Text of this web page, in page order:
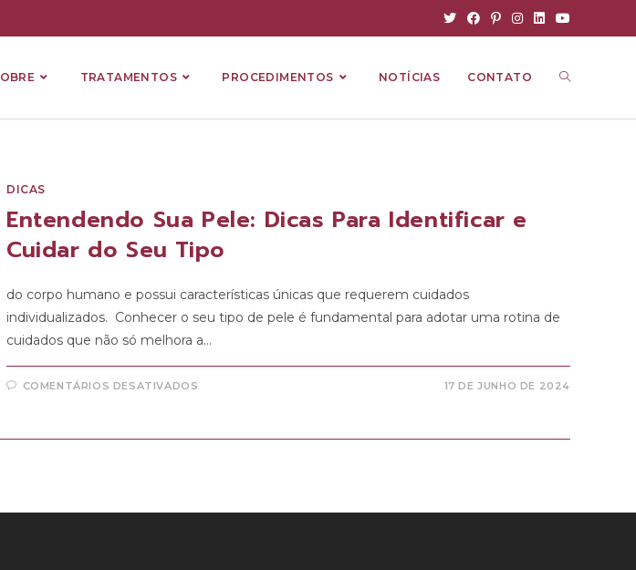
TRATAMENTOS PROCEDIMENTOS NOTÍCIAS CONTATO
DICAS
Entendendo Sua Pele: Dicas Para Identificar e
Cuidar do Seu Tipo
do corpo humano e possui características únicas que requerem cuidados
individualizados. Conhecer o seu tipo de pele é fundamental para adotar uma rotina de
cuidados que não só melhora a…
COMENTÁRIOS DESATIVADOS 17 DE JUNHO DE 2024